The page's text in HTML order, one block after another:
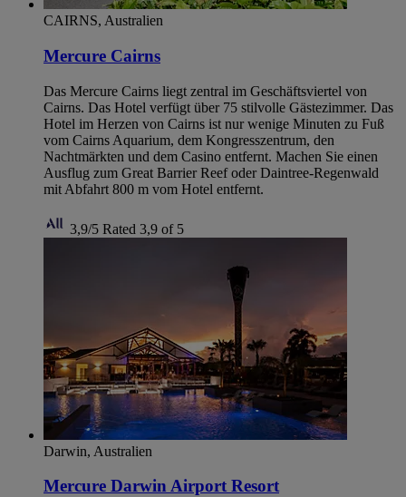
CAIRNS, Australien
Mercure Cairns
Das Mercure Cairns liegt zentral im Geschäftsviertel von
Cairns. Das Hotel verfügt über 75 stilvolle Gästezimmer. Das
Hotel im Herzen von Cairns ist nur wenige Minuten zu Fuß
vom Cairns Aquarium, dem Kongresszentrum, den
Nachtmärkten und dem Casino entfernt. Machen Sie einen
Ausflug zum Great Barrier Reef oder Daintree-Regenwald
mit Abfahrt 800 m vom Hotel entfernt.
3,9/5 Rated 3,9 of 5
Darwin, Australien
Mercure Darwin Airport Resort